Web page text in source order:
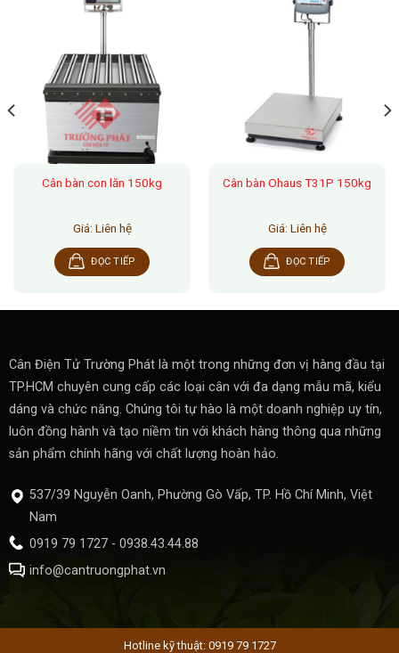
Cân bàn con lăn 150kg
Giá: Liên hệ
ĐỌC TIẾP
Cân bàn Ohaus T31P 150kg
Giá: Liên hệ
ĐỌC TIẾP
Cân Điện Tử Trường Phát là một trong những đơn vị hàng đầu tại
TP.HCM chuyên cung cấp các loại cân với đa dạng mẫu mã, kiểu
dáng và chức năng. Chúng tôi tự hào là một doanh nghiệp uy tín,
luôn đồng hành và tạo niềm tin với khách hàng thông qua những
sản phẩm chính hãng với chất lượng hoàn hảo.
537/39 Nguyễn Oanh, Phường Gò Vấp, TP. Hồ Chí Minh, Việt
Nam
0919 79 1727 - 0938.43.44.88
info@cantruongphat.vn
Hotline kỹ thuật: 0919 79 1727